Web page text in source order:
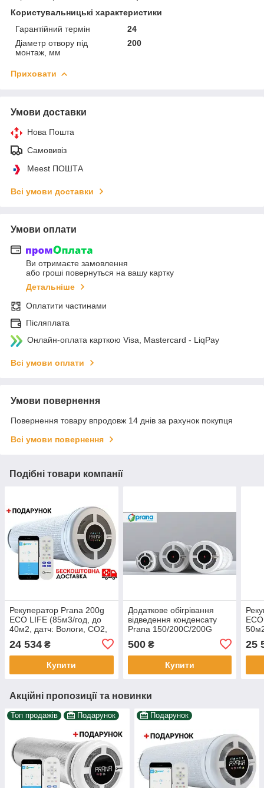
Користувальницькі характеристики
Гарантійний термін
24
Діаметр отвору під
монтаж, мм
200
Приховати
Умови доставки
Нова Пошта
Самовивіз
Meest ПОШТА
Всі умови доставки
Умови оплати
Ви отримаєте замовлення
або гроші повернуться на вашу картку
Детальніше
Оплатити частинами
Післяплата
Онлайн-оплата карткою Visa, Mastercard - LiqPay
Всі умови оплати
Умови повернення
Повернення товару впродовж 14 днів за рахунок покупця
Всі умови повернення
Подібні товари компанії
Рекуператор Prana 200g
ECO LIFE (85м3/год, до
40м2, датч: Вологи, CO2,
24 534 ₴
Купити
Додаткове обігрівання
відведення конденсату
Prana 150/200С/200G
500₴
Купити
25
Акційні пропозиції та новинки
Топ продажів Подарунок Подарунок